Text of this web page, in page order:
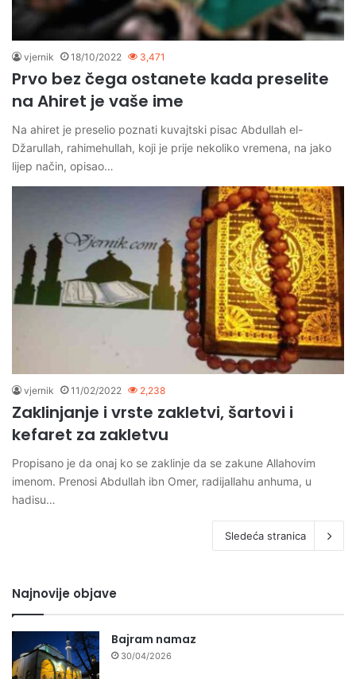
vjernik 18/10/2022 3,471
Prvo bez čega ostanete kada preselite
na Ahiret je vaše ime
Na ahiret je preselio poznati kuvajtski pisac Abdullah el-
Džarullah, rahimehullah, koji je prije nekoliko vremena, na jako
lijep način, opisao…
vjernik 11/02/2022 2,238
Zaklinjanje i vrste zakletvi, šartovi i
kefaret za zakletvu
Propisano je da onaj ko se zaklinje da se zakune Allahovim
imenom. Prenosi Abdullah ibn Omer, radijallahu anhuma, u
hadisu…
Sledeća stranica
Najnovije objave
Bajram namaz
30/04/2026